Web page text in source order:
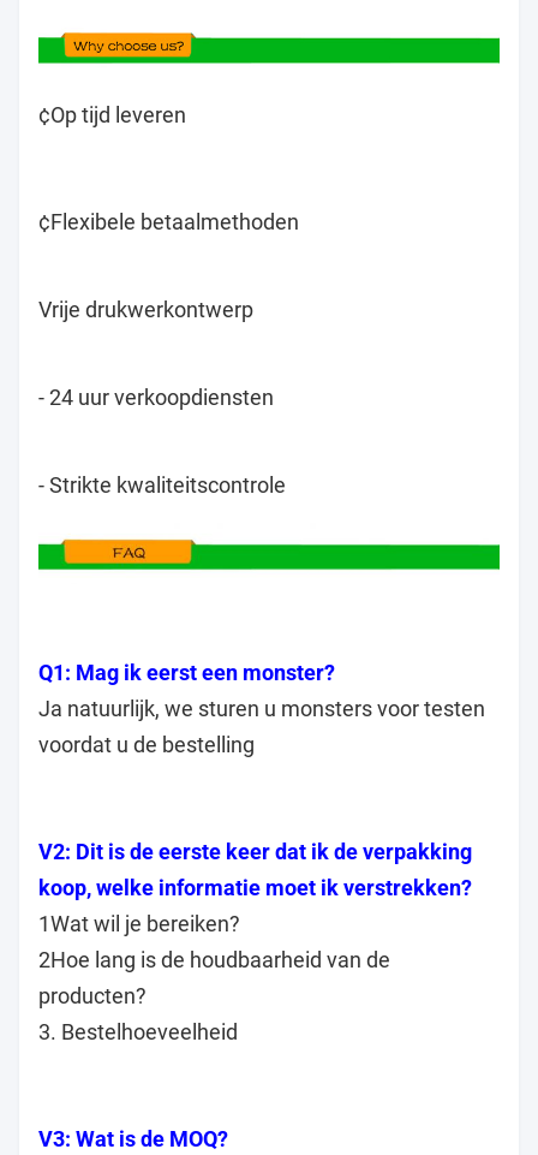
¢Op tijd leveren
¢Flexibele betaalmethoden
Vrije drukwerkontwerp
- 24 uur verkoopdiensten
- Strikte kwaliteitscontrole
Q1: Mag ik eerst een monster?
Ja natuurlijk, we sturen u monsters voor testen
voordat u de bestelling
V2: Dit is de eerste keer dat ik de verpakking
koop, welke informatie moet ik verstrekken?
1Wat wil je bereiken?
2Hoe lang is de houdbaarheid van de
producten?
3. Bestelhoeveelheid
V3: Wat is de MOQ?